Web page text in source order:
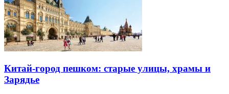
Китай-город пешком: старые улицы, храмы и
Зарядье